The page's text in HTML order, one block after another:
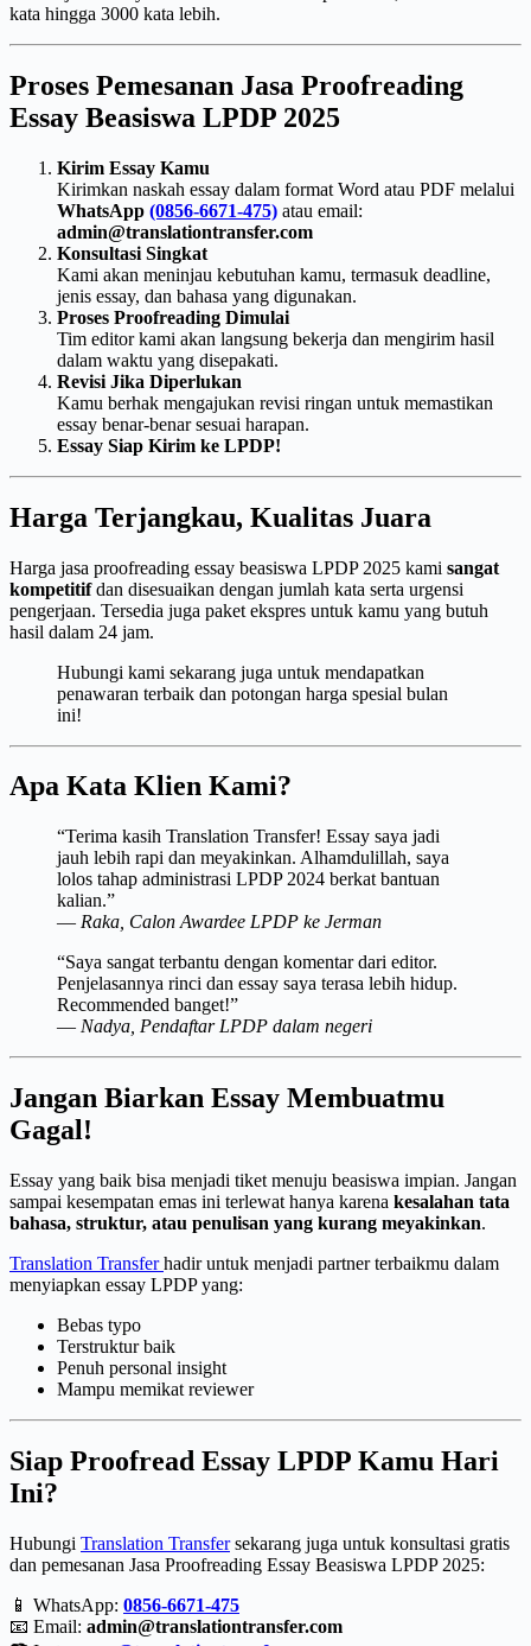
kata hingga 3000 kata lebih.
Proses Pemesanan Jasa Proofreading
Essay Beasiswa LPDP 2025
Kirim Essay Kamu
Kirimkan naskah essay dalam format Word atau PDF melalui
WhatsApp (0856-6671-475) atau email:
admin@translationtransfer.com
Konsultasi Singkat
Kami akan meninjau kebutuhan kamu, termasuk deadline,
jenis essay, dan bahasa yang digunakan.
Proses Proofreading Dimulai
Tim editor kami akan langsung bekerja dan mengirim hasil
dalam waktu yang disepakati.
Revisi Jika Diperlukan
Kamu berhak mengajukan revisi ringan untuk memastikan
essay benar-benar sesuai harapan.
Essay Siap Kirim ke LPDP!
Harga Terjangkau, Kualitas Juara
Harga jasa proofreading essay beasiswa LPDP 2025 kami sangat
kompetitifdan disesuaikan dengan jumlah kata serta urgensi
pengerjaan. Tersedia juga paket ekspres untuk kamu yang butuh
hasil dalam 24 jam.
Hubungi kami sekarang juga untuk mendapatkan
penawaran terbaik dan potongan harga spesial bulan
ini!
Apa Kata Klien Kami?
“Terima kasih Translation Transfer! Essay saya jadi
jauh lebih rapi dan meyakinkan. Alhamdulillah, saya
lolos tahap administrasi LPDP 2024 berkat bantuan
kalian.”
— Raka, Calon Awardee LPDP ke Jerman
“Saya sangat terbantu dengan komentar dari editor.
Penjelasannya rinci dan essay saya terasa lebih hidup.
Recommended banget!”
— Nadya, Pendaftar LPDP dalam negeri
Jangan Biarkan Essay Membuatmu
Gagal!
Essay yang baik bisa menjadi tiket menuju beasiswa impian. Jangan
sampai kesempatan emas ini terlewat hanya karena kesalahan tata
bahasa, struktur, atau penulisan yang kurang meyakinkan.
Translation Transferhadir untuk menjadi partner terbaikmu dalam
menyiapkan essay LPDP yang:
Bebas typo
Terstruktur baik
Penuh personal insight
Mampu memikat reviewer
Siap Proofread Essay LPDP Kamu Hari
Ini?
Hubungi Translation Transfersekarang juga untuk konsultasi gratis
dan pemesanan Jasa Proofreading Essay Beasiswa LPDP 2025:
📱 WhatsApp: 0856-6671-475
📧 Email: admin@translationtransfer.com